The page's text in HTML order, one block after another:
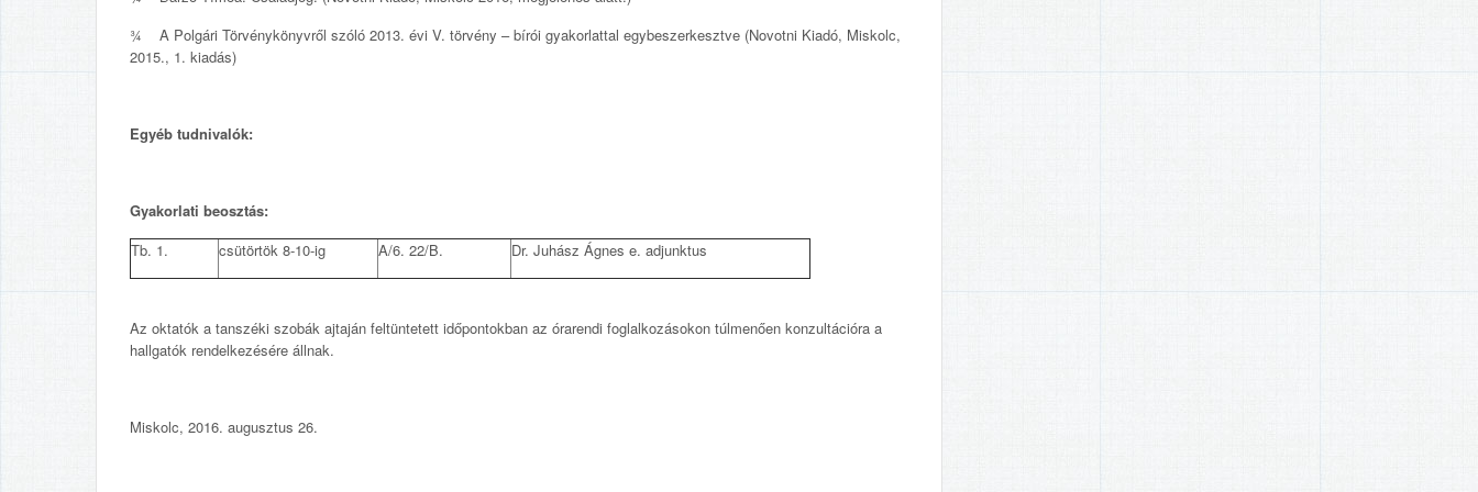
¾ A Polgári Törvénykönyvről szóló 2013. évi V. törvény – bírói gyakorlattal egybeszerkesztve (Novotni Kiadó, Miskolc,
2015., 1. kiadás)
Egyéb tudnivalók:
Gyakorlati beosztás:
Tb. 1.
csütörtök 8-10-ig A/6. 22/B. Dr. Juhász Ágnes e. adjunktus
Az oktatók a tanszéki szobák ajtaján feltüntetett időpontokban az órarendi foglalkozásokon túlmenően konzultációra a
hallgatók rendelkezésére állnak.
Miskolc, 2016. augusztus 26.